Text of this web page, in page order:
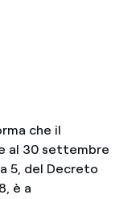
che il
al 30 settembre
5, del Decreto
è a